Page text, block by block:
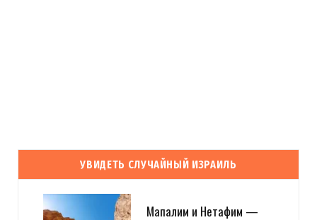
УВИДЕТЬ СЛУЧАЙНЫЙ ИЗРАИЛЬ
Мапалим и Нетафим —